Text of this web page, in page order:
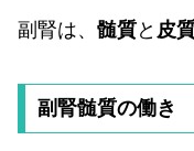
副腎は、 髄質と 皮
副腎髄質の働き